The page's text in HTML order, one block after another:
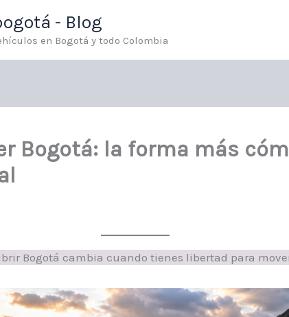
- Blog
en Bogotá y todo Colombia
Bogotá: la forma más
Bogotá cambia cuando tienes libertad para